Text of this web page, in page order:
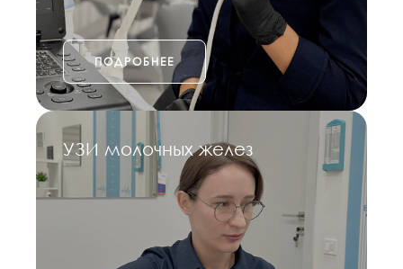
ПОДРОБНЕЕ
УЗИ молочных желез